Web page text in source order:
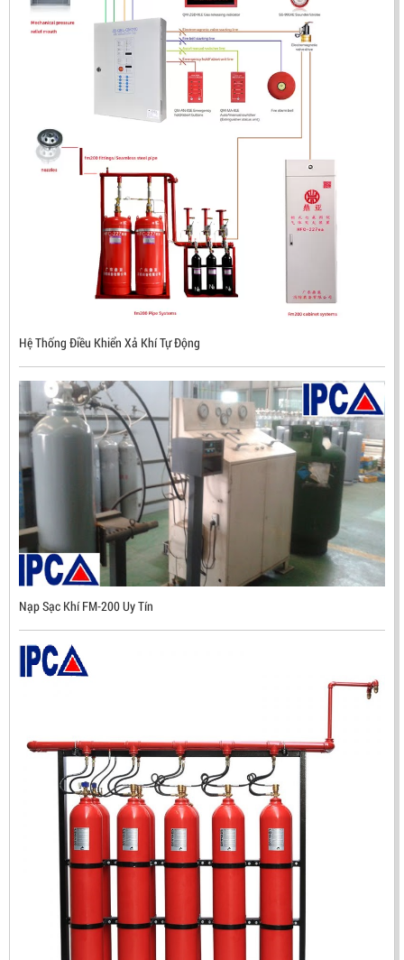
NHẬP KHẨU HÀN QUỐC
LIÊN HỆ
Mã sản phẩm: UX300
ĐẦU BÁO TIA LỬA IR3 RX500 CHỐNG CHÁY NỔ TIÊU
CHUẨN FM HÀN QUỐC
LIÊN HỆ
Mã sản phẩm: RX500
Hệ Thống Điều Khiển Xả Khí Tự Động
Nạp Sạc Khí FM-200 Uy Tín